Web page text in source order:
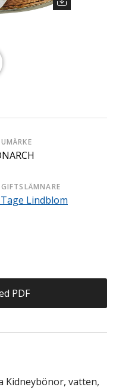
Lindblom
PDF
vatten,